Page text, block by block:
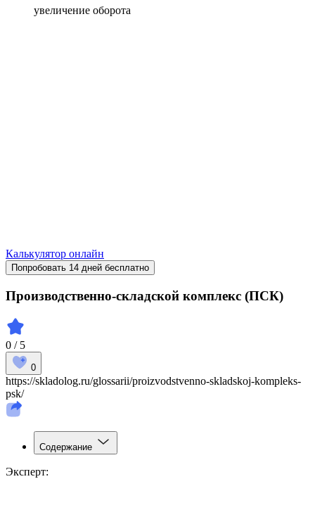
увеличение оборота
Калькулятор онлайн
Попробовать 14 дней бесплатно
Производственно-складской комплекс (ПСК)
0 / 5
0
https://skladolog.ru/glossarii/proizvodstvenno-skladskoj-kompleks-
psk/
Содержание
Эксперт: